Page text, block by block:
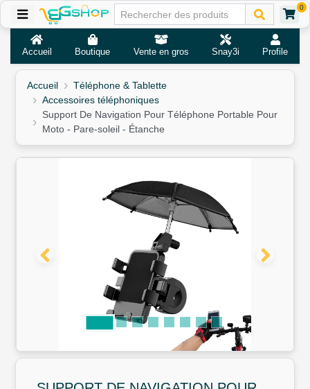
0
Accueil Boutique Vente en gros Snay3i Profile
Accueil
Téléphone & Tablette
Accessoires téléphoniques
Support De Navigation Pour Téléphone Portable Pour
Moto - Pare-soleil - Étanche